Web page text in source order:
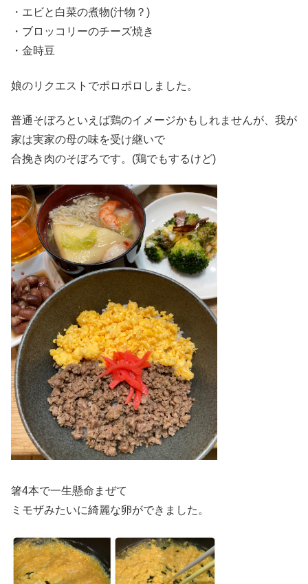
・エビと白菜の煮物(汁物？)
・ブロッコリーのチーズ焼き
・金時豆
娘のリクエストでポロポロしました。
普通そぼろといえば鶏のイメージかもしれませんが、我が
家は実家の母の味を受け継いで
合挽き肉のそぼろです。(鶏でもするけど)
箸4本で一生懸命まぜて
ミモザみたいに綺麗な卵ができました。